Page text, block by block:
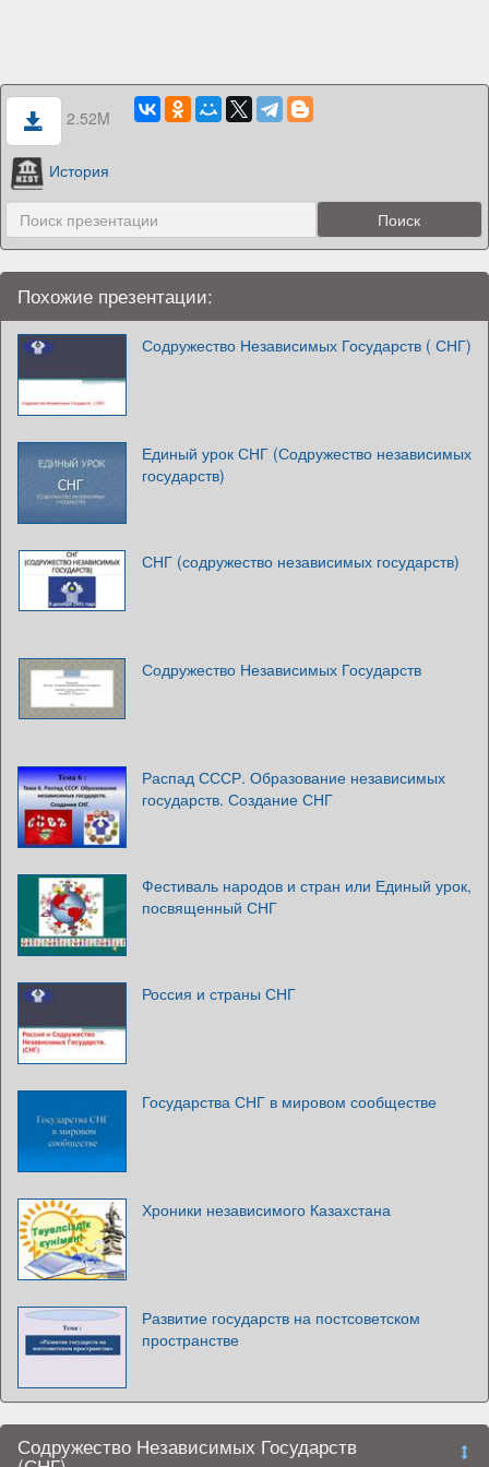
2.52M
История
Похожие презентации:
Содружество Независимых Государств ( СНГ)
Единый урок СНГ (Содружество независимых
государств)
СНГ (содружество независимых государств)
Содружество Независимых Государств
Распад СССР. Образование независимых
государств. Создание СНГ
Фестиваль народов и стран или Единый урок,
посвященный СНГ
Россия и страны СНГ
Государства СНГ в мировом сообществе
Хроники независимого Казахстана
Развитие государств на постсоветском
пространстве
Содружество Независимых Государств